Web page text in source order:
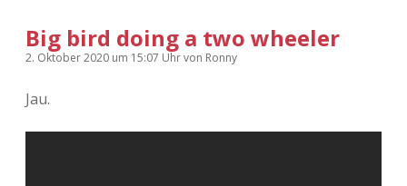
Big bird doing a two wheeler
2. Oktober 2020 um 15:07 Uhrvon Ronny
Jau.